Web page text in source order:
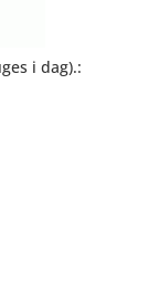
i dag).: